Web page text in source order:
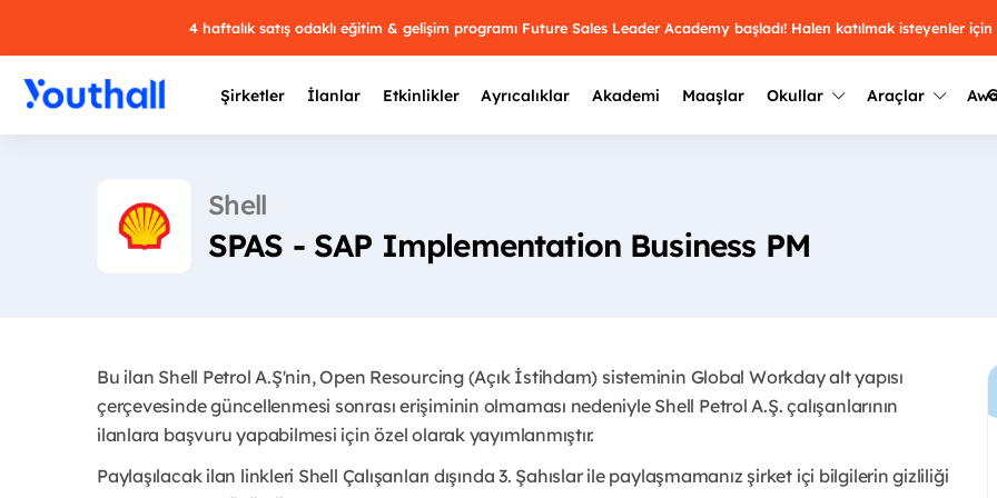
4 haftalık satış odaklı eğitim & gelişim programı Future Sales Leader Academy başladı! Halen katılmak isteyenler
Şirketler İlanlar Etkinlikler Ayrıcalıklar Akademi Maaşlar Okullar
Üniversite kulüplerini ve
keşfet.
Farklı liseleri incele ve
yakından tanı.
Araçlar
Oy ver
2025
2022Kazananları
Shell
SPAS - SAP Implementation Business PM
Bu ilan Shell Petrol A.Ş'nin, Open Resourcing (Açık İstihdam) sisteminin Global Workday alt yapısı
çerçevesinde güncellenmesi sonrası erişiminin olmaması nedeniyle Shell Petrol A.Ş. çalışanlarının
ilanlara başvuru yapabilmesi için özel olarak yayımlanmıştır.
Paylaşılacak ilan linkleri Shell Çalışanları dışında 3. Şahıslar ile paylaşmamanız şirket içi bilgilerin gizliliği